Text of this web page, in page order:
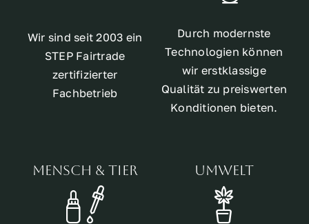
Wir sind seit 2003 ein
STEP Fairtrade
zertifizierter
Fachbetrieb
Durch modernste
Technologien können
wir erstklassige
Qualität zu preiswerten
Konditionen bieten.
Mensch & Tier Umwelt